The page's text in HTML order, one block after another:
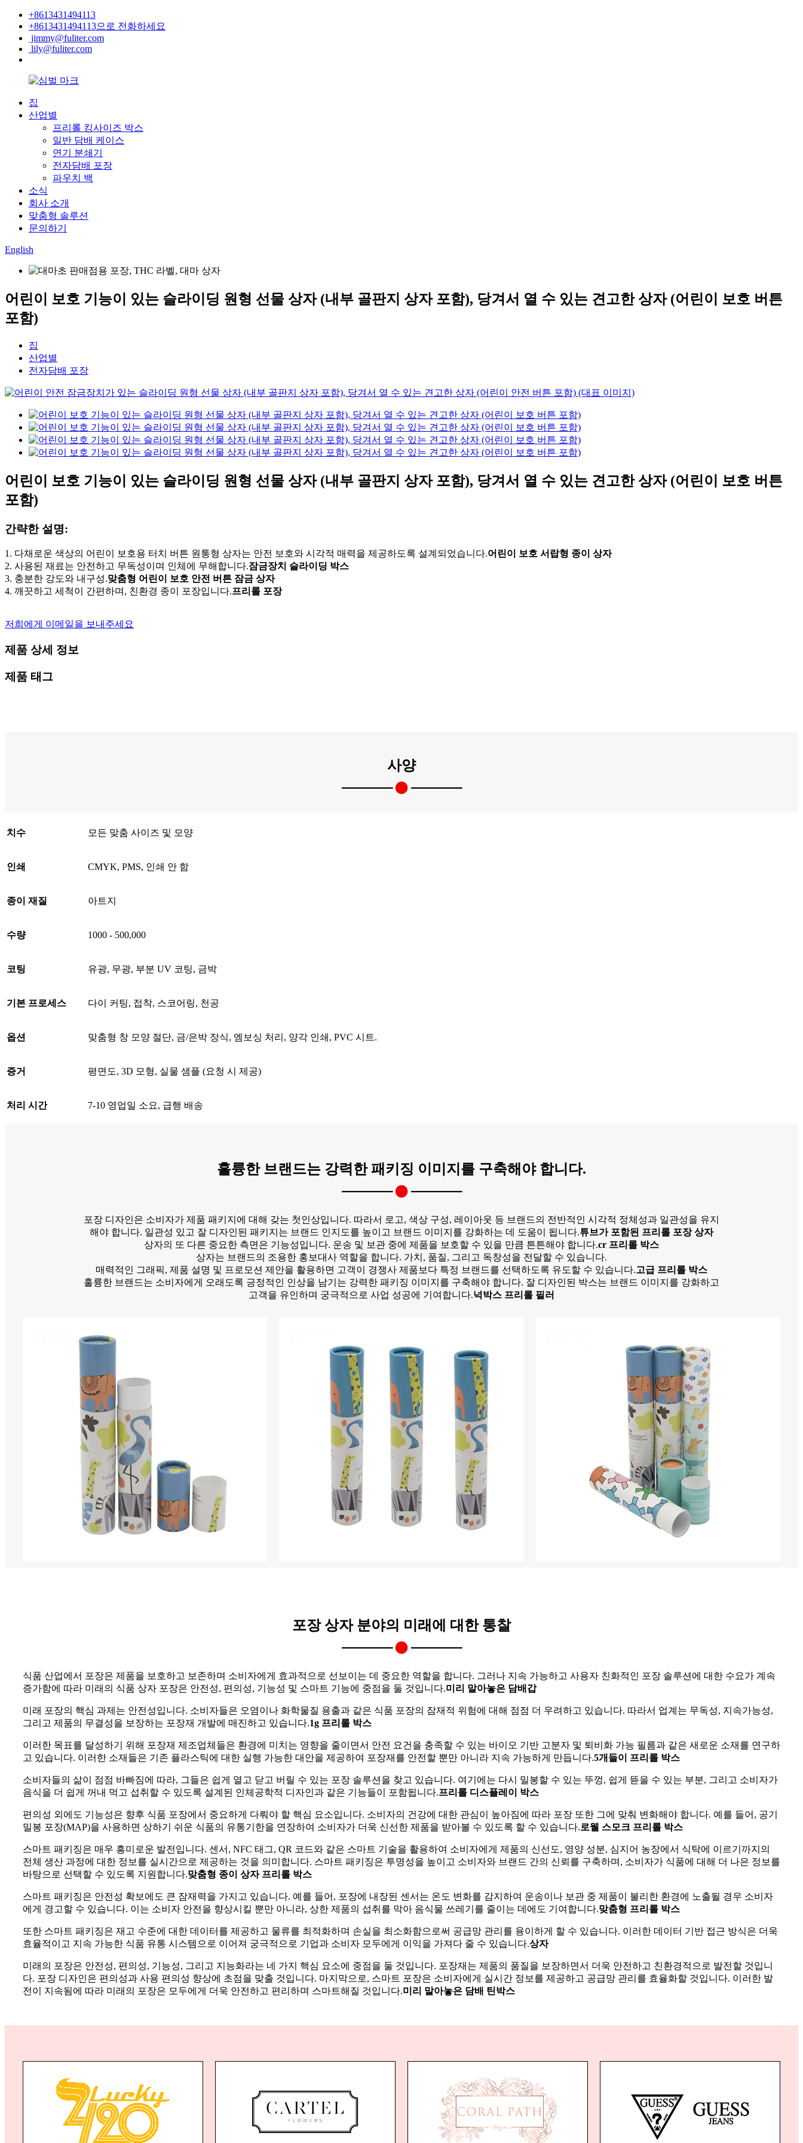
+8613431494113
+8613431494113으로 전화하세요
jimmy@fuliter.com
lily@fuliter.com
집
산업별
프리롤 킹사이즈 박스
일반 담배 케이스
연기 분쇄기
전자담배 포장
파우치 백
소식
회사 소개
맞춤형 솔루션
문의하기
English
어린이 보호 기능이 있는 슬라이딩 원형 선물 상자 (내부 골판지 상자 포함), 당겨서 열 수 있는 견고한 상자 (어린이 보호 버튼
포함)
집
산업별
전자담배 포장
어린이 보호 기능이 있는 슬라이딩 원형 선물 상자 (내부 골판지 상자 포함), 당겨서 열 수 있는 견고한 상자 (어린이 보호 버튼
포함)
간략한 설명:
1. 다채로운 색상의 어린이 보호용 터치 버튼 원통형 상자는 안전 보호와 시각적 매력을 제공하도록 설계되었습니다.어린이 보호 서랍형 종이 상자
2. 사용된 재료는 안전하고 무독성이며 인체에 무해합니다.잠금장치 슬라이딩 박스
3. 충분한 강도와 내구성.맞춤형 어린이 보호 안전 버튼 잠금 상자
4. 깨끗하고 세척이 간편하며, 친환경 종이 포장입니다.프리롤 포장
저희에게 이메일을 보내주세요
제품 상세 정보
제품 태그
사양
치수 모든 맞춤 사이즈 및 모양
인쇄 CMYK, PMS, 인쇄 안 함
종이 재질 아트지
수량 1000 - 500,000
코팅 유광, 무광, 부분 UV 코팅, 금박
기본 프로세스 다이 커팅, 접착, 스코어링, 천공
옵션 맞춤형 창 모양 절단, 금/은박 장식, 엠보싱 처리, 양각 인쇄, PVC 시트.
증거 평면도, 3D 모형, 실물 샘플 (요청 시 제공)
처리 시간 7-10 영업일 소요, 급행 배송
훌륭한 브랜드는 강력한 패키징 이미지를 구축해야 합니다.
포장 디자인은 소비자가 제품 패키지에 대해 갖는 첫인상입니다. 따라서 로고, 색상 구성, 레이아웃 등 브랜드의 전반적인 시각적 정체성과 일관성을 유지
해야 합니다. 일관성 있고 잘 디자인된 패키지는 브랜드 인지도를 높이고 브랜드 이미지를 강화하는 데 도움이 됩니다.튜브가 포함된 프리롤 포장 상자
상자의 또 다른 중요한 측면은 기능성입니다. 운송 및 보관 중에 제품을 보호할 수 있을 만큼 튼튼해야 합니다.cr 프리롤 박스
상자는 브랜드의 조용한 홍보대사 역할을 합니다. 가치, 품질, 그리고 독창성을 전달할 수 있습니다.
매력적인 그래픽, 제품 설명 및 프로모션 제안을 활용하면 고객이 경쟁사 제품보다 특정 브랜드를 선택하도록 유도할 수 있습니다.고급 프리롤 박스
훌륭한 브랜드는 소비자에게 오래도록 긍정적인 인상을 남기는 강력한 패키징 이미지를 구축해야 합니다. 잘 디자인된 박스는 브랜드 이미지를 강화하고
고객을 유인하며 궁극적으로 사업 성공에 기여합니다.넉박스 프리롤 필러
포장 상자 분야의 미래에 대한 통찰
식품 산업에서 포장은 제품을 보호하고 보존하며 소비자에게 효과적으로 선보이는 데 중요한 역할을 합니다. 그러나 지속 가능하고 사용자 친화적인 포장 솔루션에 대한 수요가 계속
증가함에 따라 미래의 식품 상자 포장은 안전성, 편의성, 기능성 및 스마트 기능에 중점을 둘 것입니다.미리 말아놓은 담배갑
미래 포장의 핵심 과제는 안전성입니다. 소비자들은 오염이나 화학물질 용출과 같은 식품 포장의 잠재적 위험에 대해 점점 더 우려하고 있습니다. 따라서 업계는 무독성, 지속가능성,
그리고 제품의 무결성을 보장하는 포장재 개발에 매진하고 있습니다.1g 프리롤 박스
이러한 목표를 달성하기 위해 포장재 제조업체들은 환경에 미치는 영향을 줄이면서 안전 요건을 충족할 수 있는 바이오 기반 고분자 및 퇴비화 가능 필름과 같은 새로운 소재를 연구하
고 있습니다. 이러한 소재들은 기존 플라스틱에 대한 실행 가능한 대안을 제공하여 포장재를 안전할 뿐만 아니라 지속 가능하게 만듭니다.5개들이 프리롤 박스
소비자들의 삶이 점점 바빠짐에 따라, 그들은 쉽게 열고 닫고 버릴 수 있는 포장 솔루션을 찾고 있습니다. 여기에는 다시 밀봉할 수 있는 뚜껑, 쉽게 뜯을 수 있는 부분, 그리고 소비자가
음식을 더 쉽게 꺼내 먹고 섭취할 수 있도록 설계된 인체공학적 디자인과 같은 기능들이 포함됩니다.프리롤 디스플레이 박스
편의성 외에도 기능성은 향후 식품 포장에서 중요하게 다뤄야 할 핵심 요소입니다. 소비자의 건강에 대한 관심이 높아짐에 따라 포장 또한 그에 맞춰 변화해야 합니다. 예를 들어, 공기
밀봉 포장(MAP)을 사용하면 상하기 쉬운 식품의 유통기한을 연장하여 소비자가 더욱 신선한 제품을 받아볼 수 있도록 할 수 있습니다.로웰 스모크 프리롤 박스
스마트 패키징은 매우 흥미로운 발전입니다. 센서, NFC 태그, QR 코드와 같은 스마트 기술을 활용하여 소비자에게 제품의 신선도, 영양 성분, 심지어 농장에서 식탁에 이르기까지의
전체 생산 과정에 대한 정보를 실시간으로 제공하는 것을 의미합니다. 스마트 패키징은 투명성을 높이고 소비자와 브랜드 간의 신뢰를 구축하며, 소비자가 식품에 대해 더 나은 정보를
바탕으로 선택할 수 있도록 지원합니다.맞춤형 종이 상자 프리롤 박스
스마트 패키징은 안전성 확보에도 큰 잠재력을 가지고 있습니다. 예를 들어, 포장에 내장된 센서는 온도 변화를 감지하여 운송이나 보관 중 제품이 불리한 환경에 노출될 경우 소비자
에게 경고할 수 있습니다. 이는 소비자 안전을 향상시킬 뿐만 아니라, 상한 제품의 섭취를 막아 음식물 쓰레기를 줄이는 데에도 기여합니다.맞춤형 프리롤 박스
또한 스마트 패키징은 재고 수준에 대한 데이터를 제공하고 물류를 최적화하며 손실을 최소화함으로써 공급망 관리를 용이하게 할 수 있습니다. 이러한 데이터 기반 접근 방식은 더욱
효율적이고 지속 가능한 식품 유통 시스템으로 이어져 궁극적으로 기업과 소비자 모두에게 이익을 가져다 줄 수 있습니다.상자
미래의 포장은 안전성, 편의성, 기능성, 그리고 지능화라는 네 가지 핵심 요소에 중점을 둘 것입니다. 포장재는 제품의 품질을 보장하면서 더욱 안전하고 친환경적으로 발전할 것입니
다. 포장 디자인은 편의성과 사용 편의성 향상에 초점을 맞출 것입니다. 마지막으로, 스마트 포장은 소비자에게 실시간 정보를 제공하고 공급망 관리를 효율화할 것입니다. 이러한 발
전이 지속됨에 따라 미래의 포장은 모두에게 더욱 안전하고 편리하며 스마트해질 것입니다.미리 말아놓은 담배 틴박스